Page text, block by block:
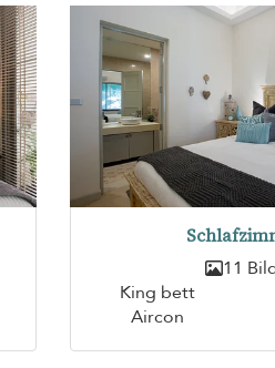
11
King bett
Aircon